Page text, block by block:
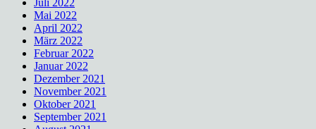
Juli 2022
Mai 2022
April 2022
März 2022
Februar 2022
Januar 2022
Dezember 2021
November 2021
Oktober 2021
September 2021